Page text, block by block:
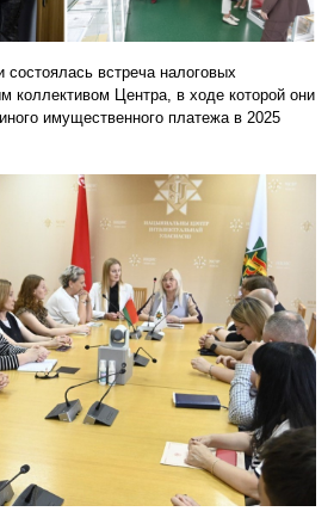
состоялась встреча налоговых
коллективом Центра, в ходе которой они
имущественного платежа в 2025